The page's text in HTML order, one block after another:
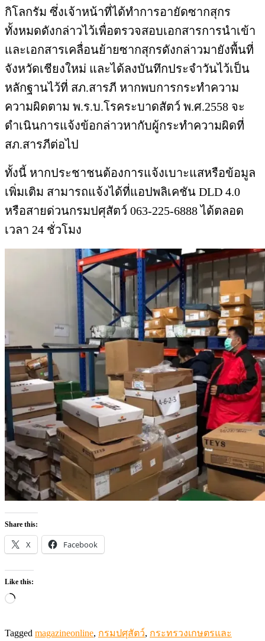
กิโลกรัม ซึ่งเจ้าหน้าที่ได้ทำการอายัดซากสุกร
ทั้งหมดดังกล่าวไว้เพื่อตรวจสอบเอกสารการนำเข้า
และเอกสารเคลื่อนย้ายซากสุกรดังกล่าวมายังพื้นที่
จังหวัดเชียงใหม่ และได้ลงบันทึกประจำวันไว้เป็น
หลักฐานไว้ที่ สภ.สารภี หากพบการกระทำความ
ความผิดตาม พ.ร.บ.โรคระบาดสัตว์ พ.ศ.2558 จะ
ดำเนินการแจ้งข้อกล่าวหากับผู้กระทำความผิดที่
สภ.สารภีต่อไป
ทั้งนี้ หากประชาชนต้องการแจ้งเบาะแสหรือข้อมูล
เพิ่มเติม สามารถแจ้งได้ที่แอปพลิเคชัน DLD 4.0
หรือสายด่วนกรมปศุสัตว์ 063-225-6888 ได้ตลอด
เวลา 24 ชั่วโมง
Share this:
X Facebook
Like this:
Loading…
Tagged magazineonline, กรมปศุสัตว์, กระทรวงเกษตรและ